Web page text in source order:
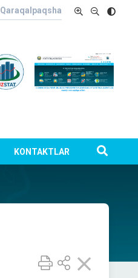
Qaraqalpaqsha
KONTAKTLAR